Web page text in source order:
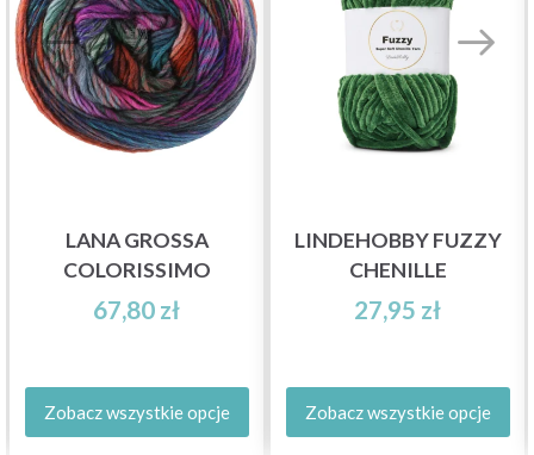
LANA GROSSA
COLORISSIMO
67,80 zł
Zobacz wszystkie opcje
LINDEHOBBY FUZZY
CHENILLE
27,95 zł
Zobacz wszystkie opcje